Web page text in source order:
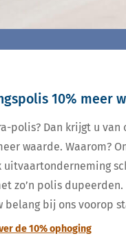
10% meer
polis? Dan krijgt u van
waarde. Waarom?
uitvaartonderneming
zo’n polis dupeerden.
belang bij ons voorop
de 10% ophoging